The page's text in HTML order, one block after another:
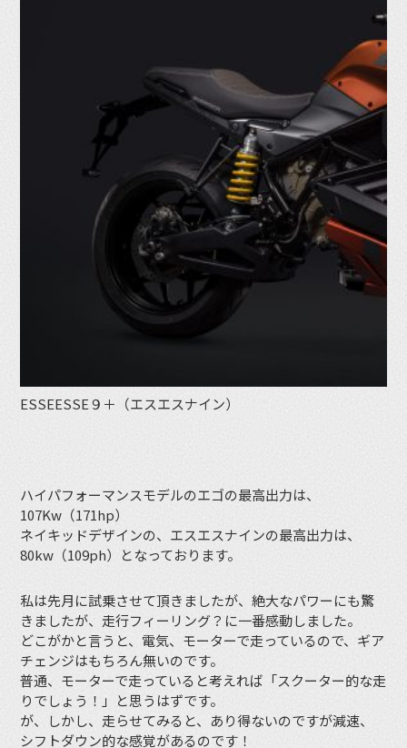
ESSEESSE９＋（エスエスナイン）
ハイパフォーマンスモデルのエゴの最高出力は、
107Kw（171hp）
ネイキッドデザインの、エスエスナインの最高出力は、
80kw（109ph）となっております。
私は先月に試乗させて頂きましたが、絶大なパワーにも驚
きましたが、走行フィーリング？に一番感動しました。
どこがかと言うと、電気、モーターで走っているので、ギア
チェンジはもちろん無いのです。
普通、モーターで走っていると考えれば「スクーター的な走
りでしょう！」と思うはずです。
が、しかし、走らせてみると、あり得ないのですが減速、
シフトダウン的な感覚があるのです！